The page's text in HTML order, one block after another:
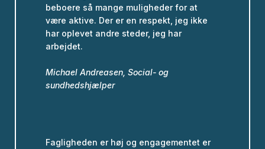
beboere så mange muligheder for at
være aktive. Der er en respekt, jeg ikke
har oplevet andre steder, jeg har
arbejdet.
Michael Andreasen, Social- og
sundhedshjælper
Fagligheden er høj og engagementet er